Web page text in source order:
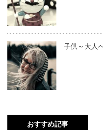
子供～大人
おすすめ記事